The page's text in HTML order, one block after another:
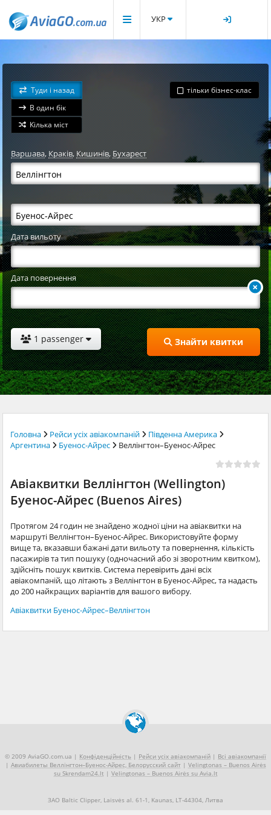
УКР
Туди і назад
В один бік
Кілька міст
тільки бізнес-клас
Варшава, Краків,Кишинів,Бухарест
Дата вильоту
Дата повернення
1 passenger Знайти квитки
Головна Рейси усіх авіакомпаній
Південна Америка
Аргентина
Буенос-Айрес Веллінгтон–Буенос-Айрес
Авіаквитки Веллінгтон (Wellington)
Буенос-Айрес (Buenos Aires)
Протягом 24 годин не знайдено жодної ціни на авіаквитки на
маршруті Веллінгтон–Буенос-Айрес. Використовуйте форму
вище та, вказавши бажані дати вильоту та повернення, кількість
пасажирів та тип пошуку (одночасний або зі зворотним квитком),
здійсніть пошук квитків. Система перевірить дані всіх
авіакомпаній, що літають з Веллінгтон в Буенос-Айрес, та надасть
до 200 найкращих варіантів для вашого вибору.
Авіаквитки Буенос-Айрес–Веллінгтон
© 2009 AviaGO.com.ua | Конфіденційність | Рейси усіх авіакомпаній | Всі авіакомпанії
| Авиабилеты Веллінгтон–Буенос-Айрес, Белорусский сайт| Velingtonas – Buenos Airės
su Skrendam24.lt | Velingtonas – Buenos Airės su Avia.lt
ЗАО Baltic Clipper, Laisvės al. 61-1, Kaunas, LT-44304, Литва